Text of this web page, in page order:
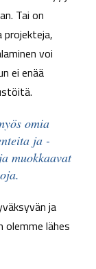
Tai on
voi
ei enää
omia
ja -
muokkaavat
ja
olemme lähes